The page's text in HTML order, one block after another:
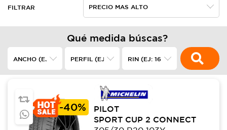
FILTRAR
Qué medida búscas?
-40%
PILOT
SPORT CUP 2 CONNECT